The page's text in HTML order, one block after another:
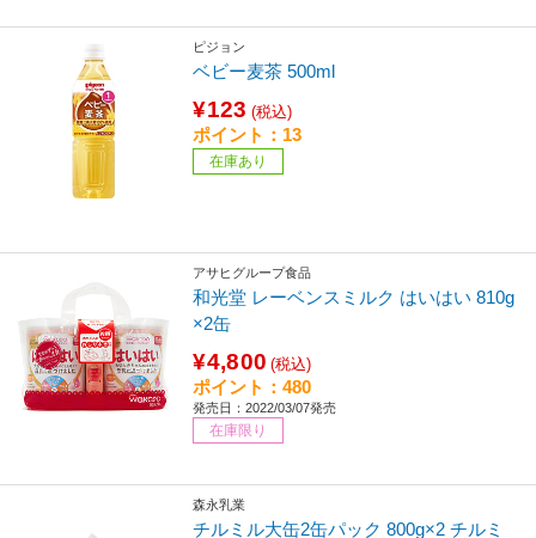
ピジョン
ベビー麦茶 500ml
¥123 (税込)
ポイント：13
在庫あり
アサヒグループ食品
和光堂 レーベンスミルク はいはい 810g
×2缶
¥4,800 (税込)
ポイント：480
発売日：2022/03/07発売
在庫限り
森永乳業
チルミル大缶2缶パック 800g×2 チルミ